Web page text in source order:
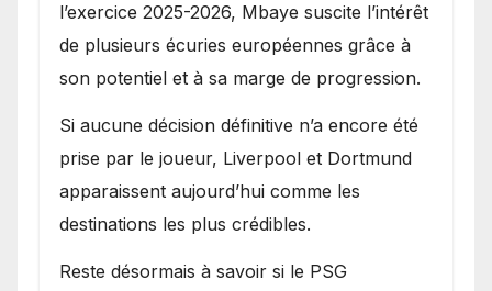
l’exercice 2025-2026, Mbaye suscite l’intérêt
de plusieurs écuries européennes grâce à
son potentiel et à sa marge de progression.
Si aucune décision définitive n’a encore été
prise par le joueur, Liverpool et Dortmund
apparaissent aujourd’hui comme les
destinations les plus crédibles.
Reste désormais à savoir si le PSG